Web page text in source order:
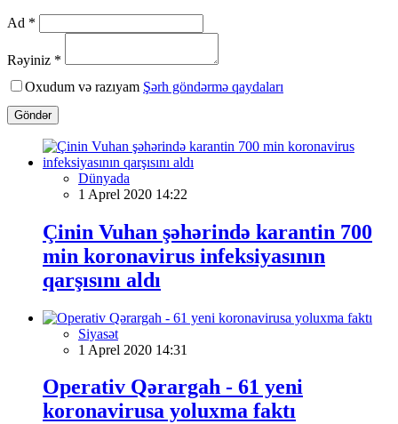
Ad *
Rəyiniz *
Oxudum və razıyam Şərh göndərmə qaydaları
Göndər
Dünyada
1 Aprel 2020 14:22
Çinin Vuhan şəhərində karantin 700
min koronavirus infeksiyasının
qarşısını aldı
Siyasət
1 Aprel 2020 14:31
Operativ Qərargah - 61 yeni
koronavirusa yoluxma faktı